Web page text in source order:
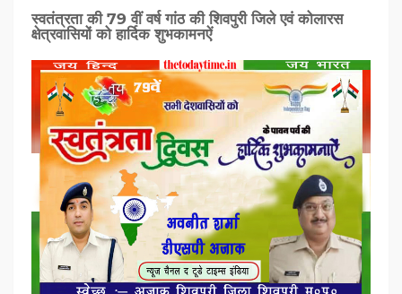
स्वतंत्रता की 79 वीं वर्ष गांठ की शिवपुरी जिले एवं कोलारस
क्षेत्रवासियों को हार्दिक शुभकामनऐं